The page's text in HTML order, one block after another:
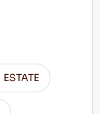
ESTATE